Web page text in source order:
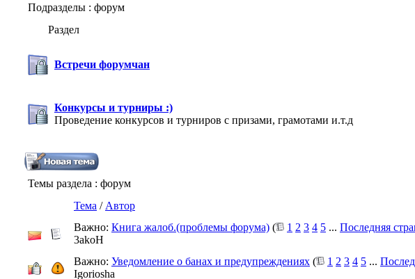
Подразделы : форум
Раздел
Встречи форумчан
Конкурсы и турниры :)
Проведение конкурсов и турниров с призами, грамотами и.т.д
Темы раздела : форум
Тема / Автор
Важно: Книга жалоб.(проблемы форума) ( 1 2 3 4 5 ... Последняя
3akoH
Важно: Уведомление о банах и предупреждениях ( 1 2 3 4 5 ...
Igoriosha